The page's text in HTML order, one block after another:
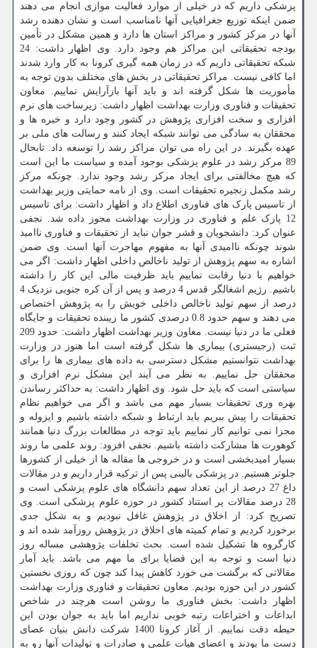
پزشکی داریم که در خیلی از موارد فعالیت موازی انجام می دهند
ضمن اینکه توزیع جغرافیایی آنها نامناسب است و نشان دهنده رشد
آنها در مرکز کشور و مراکز استان ها دارد و همین مشکل در تأمین
بودجه تحقیقاتی این مراکز هم وجود دارد. وی اظهار داشت: 24
شبکه تحقیقاتی داریم که در زمان همه گیری کرونا به کار وارد شدند
اما کافی نیست. مراکز تحقیقاتی در بخش های مختلف بدون توجه به
مأموریت ها شکل گرفته اند و باید آنها بازآرایش نماییم. معاون
تحقیقات و فناوری وزارت بهداشت اظهار داشت: زیرساخت های نرم
افزاری و سخت افزاری پژوهش در کشور وجود دارد و خبره ها و
محققان به سادگی می توانند شبکه ایجاد کنند و رسالت های ملی بر
عهده بگیرند. در این راه می توان مراکز رشد را توسعه داد. تابحال
89 مرکز رشد در علوم پزشکی بوجود آمده و سیاست ما این است
که هیچ مخالفتی برای ایجاد مرکز رشد وجود ندارد. چونکه مرکز
رشد مکمل زنجیره تحقیقات است. وی از نامه حمایتی وزیر بهداشت
از تاسیس پارک های فناوری اطلاع داد و اظهار داشت: برای تاسیس
12 پارک علم و فناوری در وزارت بهداشت مجوز داده شد. نجفی
عنوان کرد: دانشجویان و قشر جوان نباید از تحقیقات و فناوری ناامید
شوند چونکه ناامیدی آنها به مفهوم مهاجرت آنها است. وی ضمن
اشاره به سهم پژوهش از تولید ناخالص داخلی اظهار داشت: اگر می
خواهیم با دنیا رقابت نماییم باید ظرفیت مالی این کار را داشته
باشیم. رژیم اشغالگر قدس 4 درصد و پس از آن کره جنوبی نزدیک 4
درصد از سهم تولید ناخالص داخلی خویش را به پژوهش اختصاص
می دهند و سهم حدود 0.8 درصدی کشور ما زیبنده تحقیقات و جایگاه
فعلی ما در دنیا نیست. معاون وزیر بهداشت اظهار داشت: حدود 209
ثبت (رجیستری) بیماری ها شکل گرفته است اما هنوز در وزارت
بهداشت نتوانستیم مشکل دسترسی به داده های بیماری ها را برای
محققان حل نماییم. به نظر می آیند این مشکل نرم افزاری و
سیاستی است که باید حل شود. وی اظهار داشت: به حداکثر رساندن
بهره وری تحقیقات بسیار مهم می باشد و اگر می خواهیم نظام
تحقیقات را پیش ببریم باید ارتباط و شبکه داشته باشیم و ایزوله و
مجزا نمی توانیم کار نماییم باید توجه در مطالعات بزرگ دنیا همانند
کوهورت ها مشارکت داشته باشیم. نجفی افزود: روند علمی ما روند
بسیار امیدبخشی است و در خروجی ها مقاله ها از خیلی از کشورها
جلوتر هستیم. در پزشکی بالینی پس از ترکیه قرار داریم و در مقالات
داغ 27 درصد از این تعداد سهم دانشگاه های علوم پزشکی است و
28 درصد مقالات پر استناد کشور در حوزه علوم پزشکی است. وی
تصریح کرد: از اخلاق در پژوهش غافل نبودیم و به شکل جدی
برخورد کردیم و تمام کمیته های اخلاق در پژوهش روزآمد شده اند و
کارگروه ها تشکیل شده است. بحث تخلفات پژوهشی مساله روز
دنیا است و توجه به این قضایا برای ما مهم می باشد. باید آمار
مقالاتی که برگشت می خورد کاهش پیدا کند چون که روزی نخستین
کشور در این حوزه بودیم. معاون تحقیقات و فناوری وزارت بهداشت
اظهار داشت: بخش فناوری ما روشن است هرچند در شاخص
ابداعات و اختراعات رتبه خوبی نداریم اما باید به جوان بودن این
حیطه دقت نماییم. از آغاز کرونا 1400 شرکت دانش بنیان عصای
دست ما بودند و اعضای هیات علمی و صادرات و تولیدات آنها رو به